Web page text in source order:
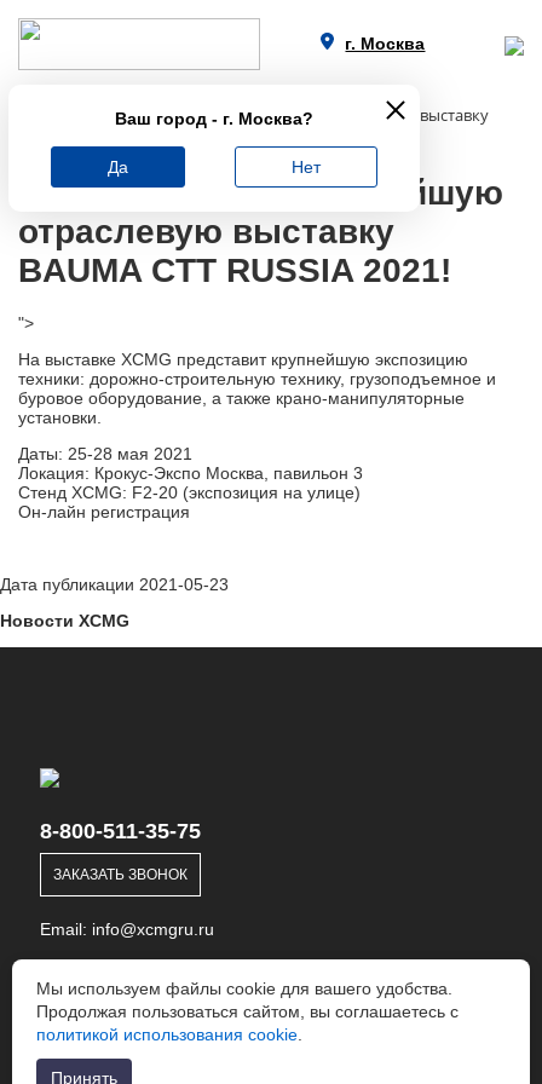
г. Москва
Ваш город - г. Москва?
Да Нет
Приглашаем на крупнейшую отраслевую выставку
BAUMA CTT RUSSIA​ 2021!
Приглашаем на крупнейшую
отраслевую выставку
BAUMA CTT RUSSIA​ 2021!
">
На выставке XCMG представит крупнейшую экспозицию
техники: дорожно-строительную технику, грузоподъемное и
буровое оборудование, а также крано-манипуляторные
установки.
Даты: 25-28 мая 2021
Локация:​ Крокус-Экспо Москва, павильон 3
Стенд​ XCMG:​ F2-20 (экспозиция на улице)
Он-лайн регистрация
Дата публикации 2021-05-23
Новости XCMG
8-800-511-35-75
ЗАКАЗАТЬ ЗВОНОК
Email: info@xcmgru.ru
Политика конфиденциальности
Мы используем файлы cookie для вашего удобства.
Продолжая пользоваться сайтом, вы соглашаетесь с
политикой использования cookie
Принять